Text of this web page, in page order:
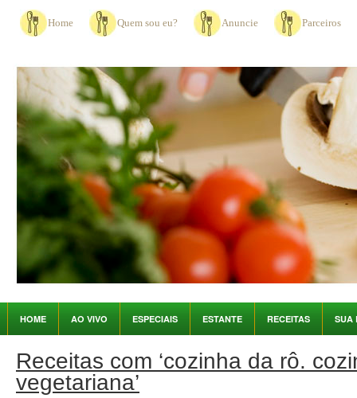
Home Quem sou eu? Anuncie Parceiros
HOME AO VIVO ESPECIAIS ESTANTE RECEITAS SUA
Receitas com ‘cozinha da rô.
vegetariana’